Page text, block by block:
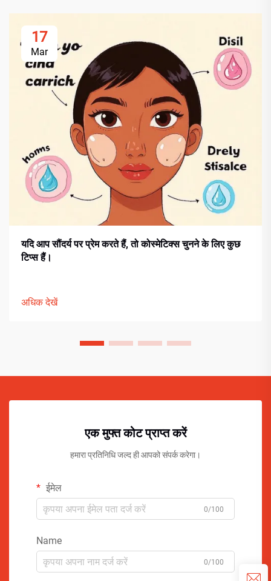
17
Mar
यदि आप सौंदर्य पर प्रेम करते हैं, तो कोस्मेटिक्स चुनने के लिए कुछ
टिप्स हैं।
अधिक देखें
एक मुफ्त कोट प्राप्त करें
हमारा प्रतिनिधि जल्द ही आपको संपर्क करेगा।
ईमेल
0/100
Name
0/100